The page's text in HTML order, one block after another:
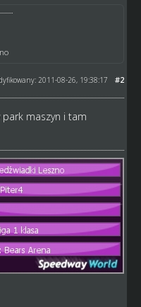
#2
2011-08-26, 19:38:17
park maszyn i tam